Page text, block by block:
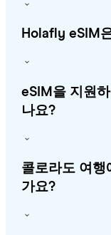
Holafly eSIM
eSIM을 지원
나요?
콜로라도 여행
가요?